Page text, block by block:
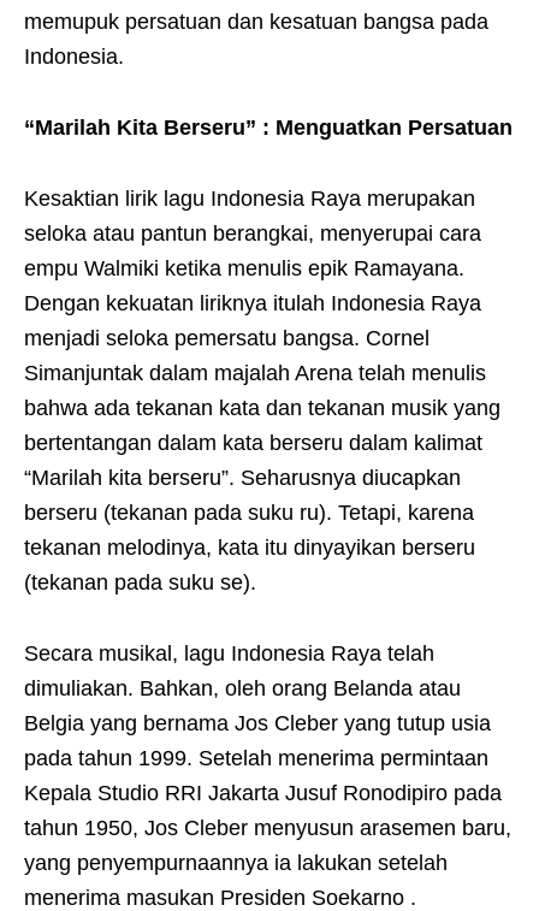
memupuk persatuan dan kesatuan bangsa pada
Indonesia.
“Marilah Kita Berseru” : Menguatkan Persatuan
Kesaktian lirik lagu Indonesia Raya merupakan
seloka atau pantun berangkai, menyerupai cara
empu Walmiki ketika menulis epik Ramayana.
Dengan kekuatan liriknya itulah Indonesia Raya
menjadi seloka pemersatu bangsa. Cornel
Simanjuntak dalam majalah Arena telah menulis
bahwa ada tekanan kata dan tekanan musik yang
bertentangan dalam kata berseru dalam kalimat
“Marilah kita berseru”. Seharusnya diucapkan
berseru (tekanan pada suku ru). Tetapi, karena
tekanan melodinya, kata itu dinyayikan berseru
(tekanan pada suku se).
Secara musikal, lagu Indonesia Raya telah
dimuliakan. Bahkan, oleh orang Belanda atau
Belgia yang bernama Jos Cleber yang tutup usia
pada tahun 1999. Setelah menerima permintaan
Kepala Studio RRI Jakarta Jusuf Ronodipiro pada
tahun 1950, Jos Cleber menyusun arasemen baru,
yang penyempurnaannya ia lakukan setelah
menerima masukan Presiden Soekarno .